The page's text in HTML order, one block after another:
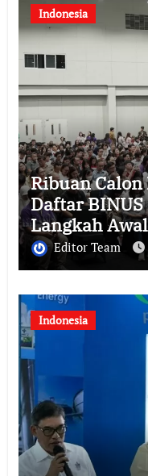
Indonesia
Ribuan
Daftar
Langkah
Global
Editor Team
Indonesia